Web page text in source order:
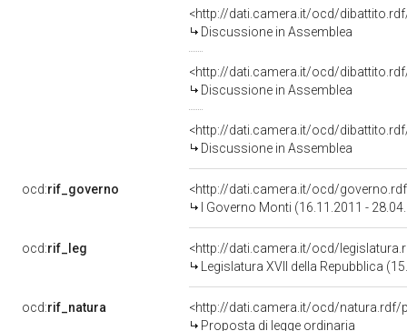
<http://dati.camera.it/ocd/
Discussione in Assemblea
<http://dati.camera.it/ocd/
Discussione in Assemblea
<http://dati.camera.it/ocd/
Discussione in Assemblea
ocd:rif_governo
<http://dati.camera.it/ocd/
I Governo Monti (16.11.2011 -
ocd:rif_leg
<http://dati.camera.it/ocd/
Legislatura XVII della Repubblica
ocd:rif_natura
<http://dati.camera.it/ocd/natura.rdf/
Proposta di legge ordinaria